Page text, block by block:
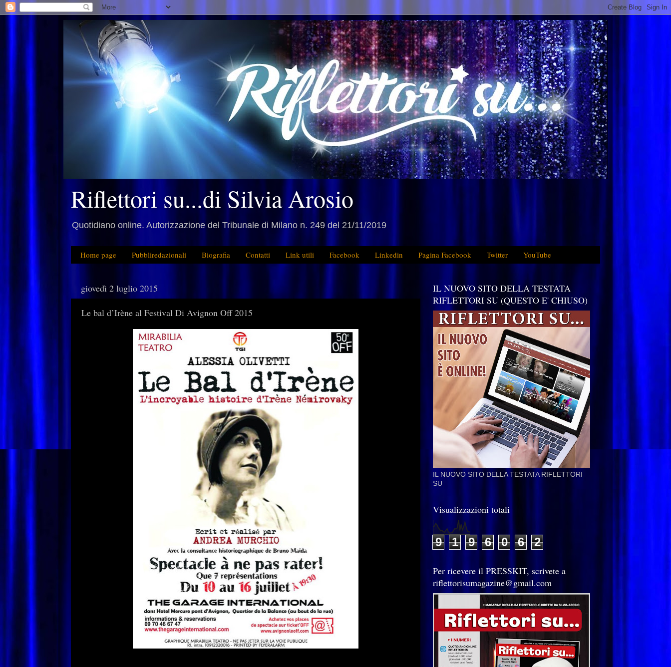
Riflettori su...di Silvia Arosio
Quotidiano online. Autorizzazione del Tribunale di Milano n. 249 del 21/11/2019
Home page Pubbliredazionali Biografia Contatti Link utili Facebook Linkedin Pagina Facebook Twitter YouTube
giovedì 2 luglio 2015
Le bal d’Irène al Festival Di Avignon Off 2015
IL NUOVO SITO DELLA TESTATA
RIFLETTORI SU (QUESTO E' CHIUSO)
IL NUOVO SITO DELLA TESTATA RIFLETTORI
SU
Visualizzazioni totali
9 1 9 6 0 6 2
Per ricevere il PRESSKIT, scrivete a
riflettorisumagazine@gmail.com